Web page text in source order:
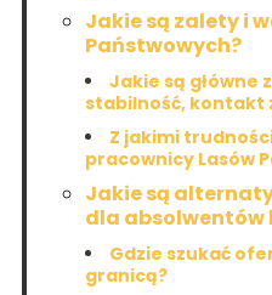
Jakie są zalety i
Państwowych?
Jakie są główne
stabilność, kontakt
Z jakimi
pracownicy Lasów
Jakie są
dla absolwentów
Gdzie szukać
granicą?